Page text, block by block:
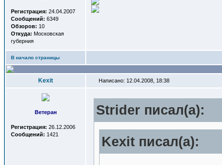
Регистрация: 24.04.2007
Сообщений: 6349
Обзоров: 10
Откуда: Московская
губерния
В начало страницы
Kexit Написано: 12.04.2008, 18:38
Ветеран
Регистрация: 26.12.2006
Сообщений: 1421
Strider писал(a):
Kexit писал(a):